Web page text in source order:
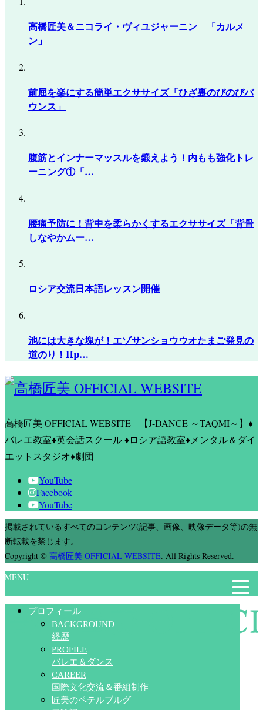
高橋匠美＆ニコライ・ヴィユジャーニン 「カルメ
ン」
前屈を楽にする簡単エクササイズ「ひざ裏のびのびバ
ウンス」
腹筋とインナーマッスルを鍛えよう！内もも強化トレ
ーニング①「…
腰痛予防に！背中を柔らかくするエクササイズ「背骨
しなやかムー…
ロシア交流日本語レッスン開催
池には大きな塊が！エゾサンショウウオたまご発見の
道のり！Пр…
高橋匠美 OFFICIAL WEBSITE
【J-DANCE ～TAQMI～】♦
バレエ教室♦英会話スクール ♦ロシア語教室♦メンタル＆ダイ
エットスタジオ♦劇団
YouTube
Facebook
YouTube
掲載されているすべてのコンテンツ(記事、画像、映像データ等)の無
断転載を禁じます。
Copyright © 高橋匠美 OFFICIAL WEBSITE. All Rights Reserved.
MENU
プロフィール
BACKGROUND
経歴
PROFILE
バレエ＆ダンス
CAREER
国際文化交流＆番組制作
匠美のペテルブルグ